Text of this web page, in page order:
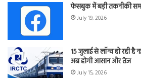
फेसबुक में बड़ी तकनीकी
July 19, 2026
15 जुलाई से लॉन्च हो रही है
अब होगी आसान और तेज
July 15, 2026